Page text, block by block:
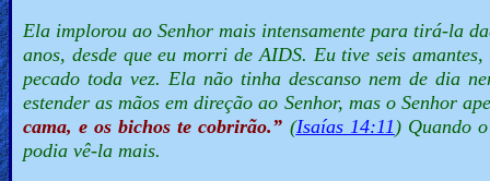
Ela implorou ao Senhor mais intensamente para tirá-la
anos, desde que eu morri de AIDS. Eu tive seis
pecado toda vez. Ela não tinha descanso nem de dia
estender as mãos em direção ao Senhor, mas o Senhor
cama, e os bichos te cobrirão.” (Isaías 14:11 ) Quando
podia vê-la mais.